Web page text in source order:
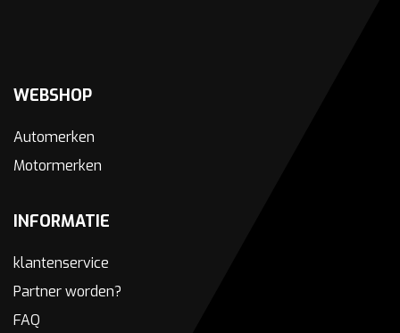
WEBSHOP
Automerken
Motormerken
INFORMATIE
klantenservice
Partner worden?
FAQ